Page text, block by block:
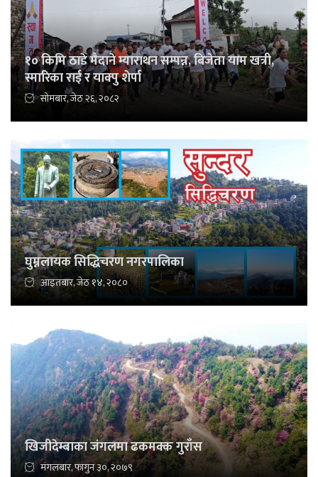
१० किमि ठाडे मैदाने म्याराथन सम्पन्न, बिजेता याम खत्री,
स्मारिका राई र याक्पु शेर्पा
सोमबार, जेठ २६, २०८२
घुम्नलायक सिद्धिचरण नगरपालिका
आइतबार, जेठ १४, २०८०
खिजीदेम्बाका जंगलमा ढकमक्क गुराँस
मंगलबार, फागुन ३०, २०७९